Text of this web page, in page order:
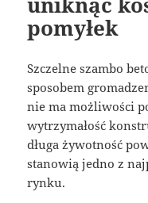
pomyłek
Szczelne szambo
sposobem
nie ma możliwości
wytrzymałość
długa żywotność
stanowią jedno z
rynku.